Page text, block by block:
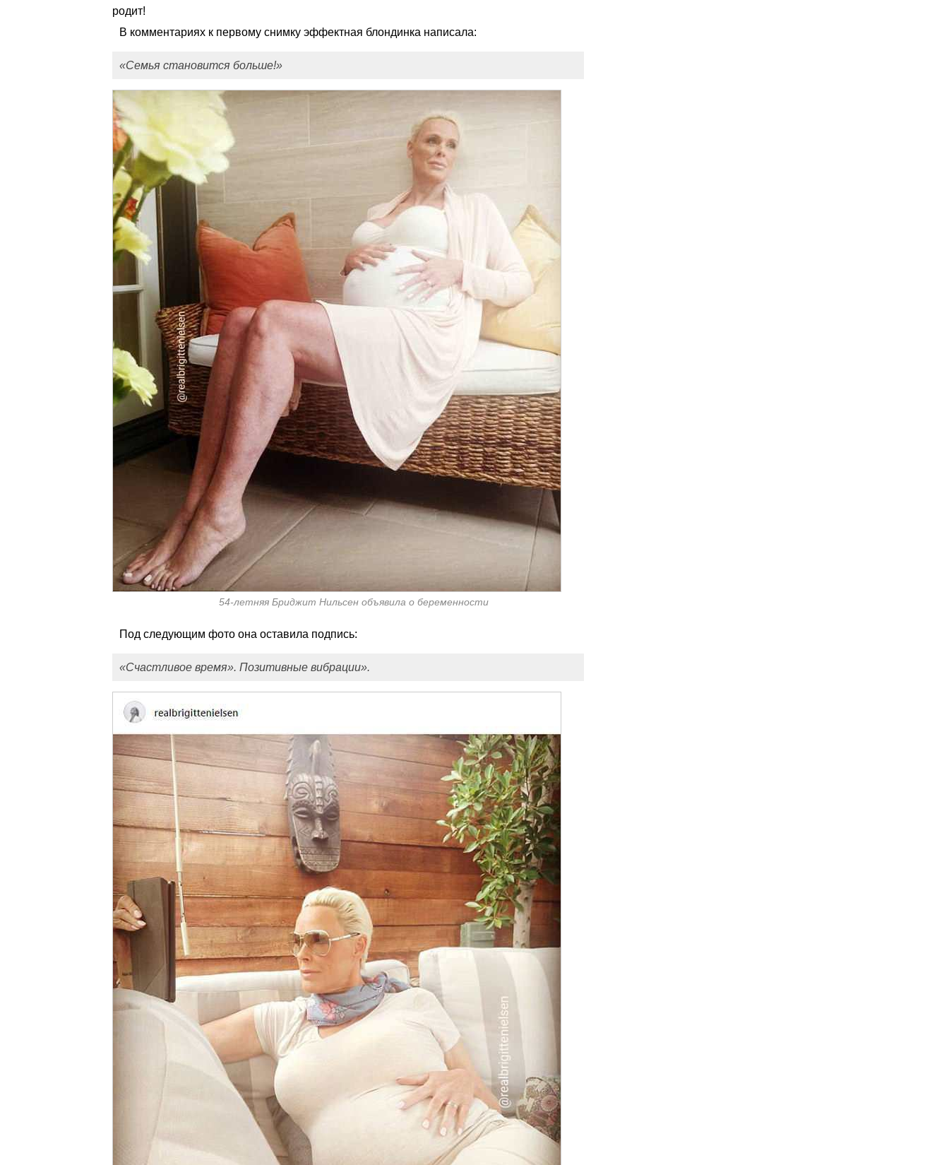
родит!
В комментариях к первому снимку эффектная блондинка написала:
«Семья становится больше!»
54-летняя Бриджит Нильсен объявила о беременности
Под следующим фото она оставила подпись:
«Счастливое время». Позитивные вибрации».